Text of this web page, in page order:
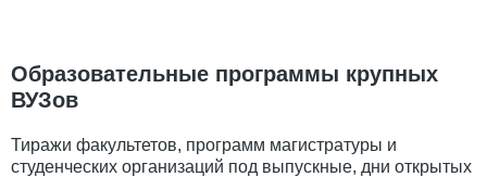
Образовательные программы крупных
ВУЗов
Тиражи факультетов, программ магистратуры и
студенческих организаций под выпускные, дни открытых